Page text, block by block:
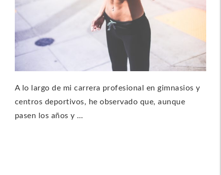
A lo largo de mi carrera profesional en gimnasios y
centros deportivos, he observado que, aunque
pasen los años y …